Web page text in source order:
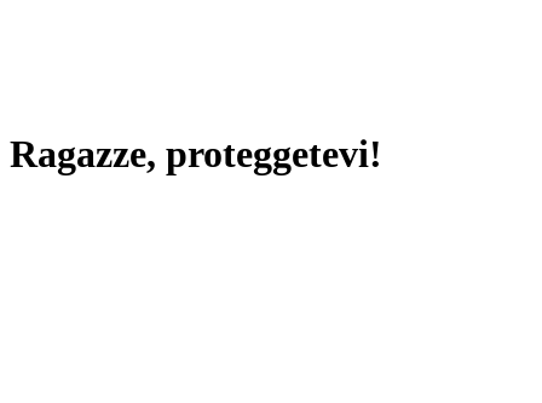
Ragazze, proteggetevi!